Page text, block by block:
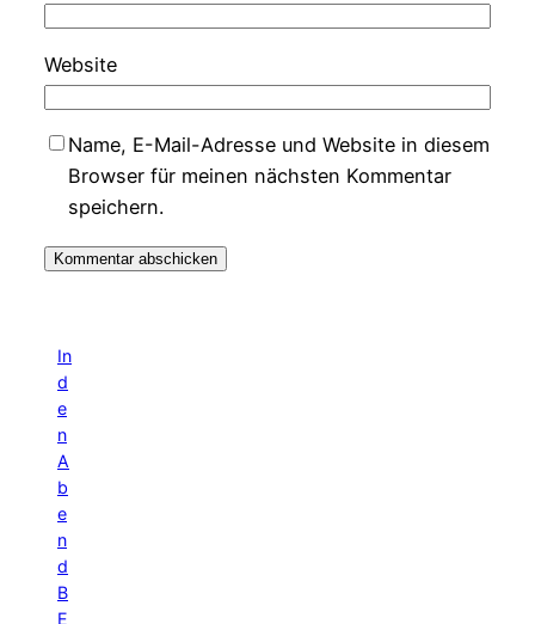
Website
Name, E-Mail-Adresse und Website in diesem
Browser für meinen nächsten Kommentar
speichern.
In
d
e
n
A
b
e
n
d
B
E